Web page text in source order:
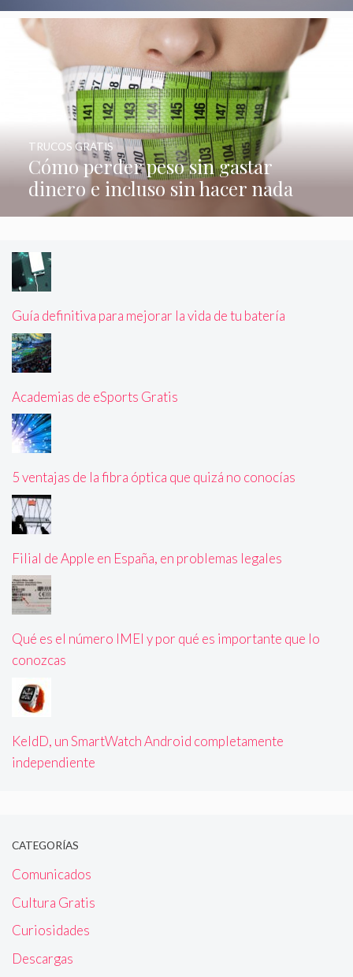
Cómo perder peso sin gastar
dinero e incluso sin hacer nada
TRUCOS GRATIS
Guía definitiva para mejorar la vida de tu batería
Academias de eSports Gratis
5 ventajas de la fibra óptica que quizá no conocías
Filial de Apple en España, en problemas legales
Qué es el número IMEI y por qué es importante que lo
conozcas
KeldD, un SmartWatch Android completamente
independiente
CATEGORÍAS
Comunicados
Cultura Gratis
Curiosidades
Descargas